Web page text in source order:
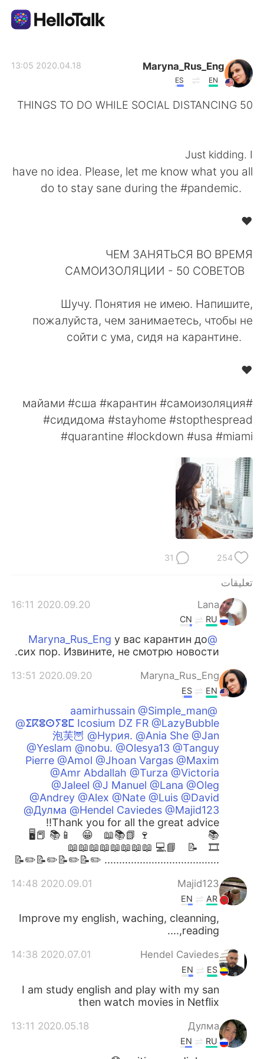
English 简体中文
한국어
Русский
Indonesia Italiano
Maryna_Rus_Eng
EN
ES
2020.04.18 13:05
50 THINGS TO DO WHILE SOCIAL DISTANCING
Just kidding. I
have no idea. Please, let me know what you all
do to stay sane during the #pandemic. ⁠⠀
❤️⁠⠀
ЧЕМ ЗАНЯТЬСЯ ВО ВРЕМЯ
САМОИЗОЛЯЦИИ - ⁠50 СОВЕТОВ⁠⠀
Шучу. Понятия не имею. Напишите,
пожалуйста, чем занимаетесь, чтобы не
сойти с ума, сидя на карантине. ⁠⠀
❤️⠀
#майами #сша #карантин #самоизоляция
#сидидома #stayhome #stopthespread
#quarantine #lockdown #usa #miami
254
31
تعليقات
Lana
2020.09.20 16:11
RU
CN
@Maryna_Rus_Eng
у вас карантин до
сих пор. Извините, не смотрю новости.
Maryna_Rus_Eng
2020.09.20 13:51
EN
ES
@aamirhussain @Simple_man
@ⵉⴽⵓⵙⵢⵓⵎ Icosium DZ FR @LazyBubble
泡芙🦉 @Нурия. @Ania She @Jan
@Yeslam @nobu. @Olesya13 @Tanguy
Pierre @Amol @Jhoan Vargas @Maxim
@Amr Abdallah @Turza @Victoria
@Jaleel @J Manuel @Lana @Oleg
@Andrey @Alex @Nate @Luis @David
@Дулма @Hendel Caviedes @Majid123
Thank you for all the great advice!! ⁣
📚 🍷 📗📚📖 😁 📱📚 📕🖥
🎞 📝 📘💻 📖⁣📖📖📖📖📖📖📖
....................................... ✏️📝✏️📝✏️📝✏️📝
Majid123
2020.09.01 14:48
AR
EN
Improve my english, waching, cleanning,
reading,....
Hendel Caviedes
2020.07.01 14:38
ES
EN
I am study english and play with my san
then watch movies in Netflix
Дулма
2020.05.18 13:11
RU
EN